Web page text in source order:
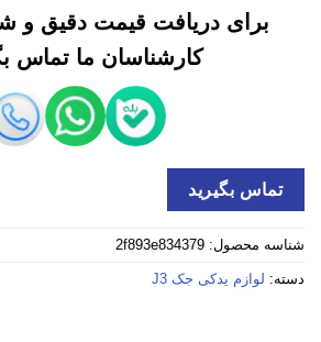
برای دریافت قیمت دقیق و
کارشناسان ما تماس
تماس بگیرید
شناسه محصول: 2f893e834379
دسته: لوازم یدکی جک J3